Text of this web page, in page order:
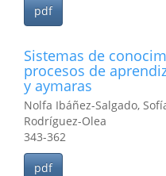
pdf
Sistemas de
procesos de
y aymaras
Nolfa Ibáñez-Salgado,
Rodríguez-Olea
343-362
pdf